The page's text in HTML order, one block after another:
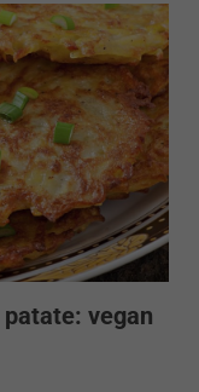
vegan